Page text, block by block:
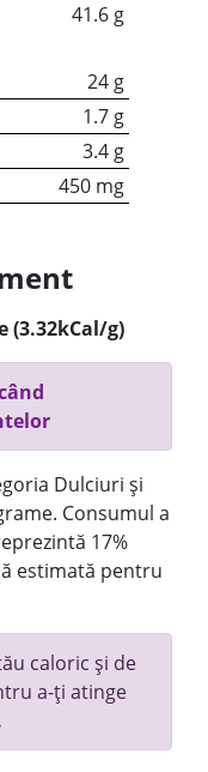
41.6 g
24 g
1.7 g
3.4 g
450 mg
(3.32kCal/g)
Dulciuri și
Consumul a
17%
estimată pentru
caloric și de
a-ți atinge